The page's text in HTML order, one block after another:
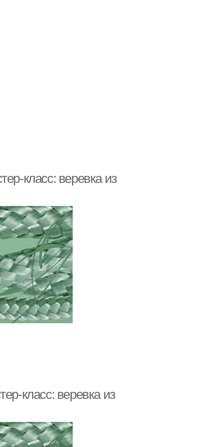
класс: веревка из
класс: веревка из